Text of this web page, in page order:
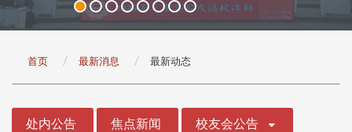
首页 最新消息 最新动态
处内公告 焦点新闻 校友会公告